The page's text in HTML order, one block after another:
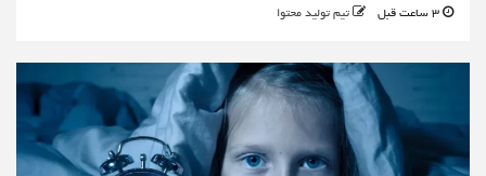
تیم تولید محتوا